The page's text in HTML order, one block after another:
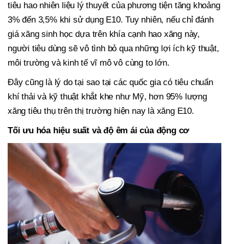
tiêu hao nhiên liệu lý thuyết của phương tiện tăng khoảng
3% đến 3,5% khi sử dụng E10. Tuy nhiên, nếu chỉ đánh
giá xăng sinh học dựa trên khía cạnh hao xăng này,
người tiêu dùng sẽ vô tình bỏ qua những lợi ích kỹ thuật,
môi trường và kinh tế vĩ mô vô cùng to lớn.
Đây cũng là lý do tại sao tại các quốc gia có tiêu chuẩn
khí thải và kỹ thuật khắt khe như Mỹ, hơn 95% lượng
xăng tiêu thụ trên thị trường hiện nay là xăng E10.
Tối ưu hóa hiệu suất và độ êm ái của động cơ